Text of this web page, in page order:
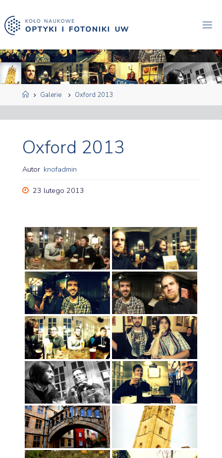
do
treści
Strona
główna
Galerie Oxford 2013
Oxford 2013
Autor knofadmin
23 lutego 2013